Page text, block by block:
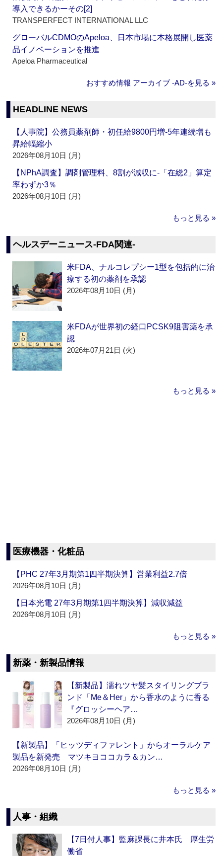
導入できるかーその[2]
TRANSPERFECT INTERNATIONAL LLC
グローバルCDMOのApeloa、日本市場に本格展開し医薬
品イノベーションを推進
Apeloa Pharmaceutical
おすすめ情報 アーカイブ ‐AD‐を見る »
HEADLINE NEWS
【人事院】公務員薬剤師・初任給9800円増‐5年連続増も
昇給幅縮小
2026年08月10日 (月)
【NPhA調査】調剤管理料、8割が減収に‐「在総2」算定
率わずか3％
2026年08月10日 (月)
もっと見る »
ヘルスデーニュース‐FDA関連‐
米FDA、ナルコレプシー1型を包括的に治
療する初の薬剤を承認
2026年08月10日 (月)
米FDAが世界初の経口PCSK9阻害薬を承
認
2026年07月21日 (火)
もっと見る »
医療機器・化粧品
【PHC 27年3月期第1四半期決算】営業利益2.7倍
2026年08月10日 (月)
【日本光電 27年3月期第1四半期決算】減収減益
2026年08月10日 (月)
もっと見る »
新薬・新製品情報
【新製品】濡れツヤ髪スタイリングブラ
ンド「Me＆Her」から香水のように香る
『グロッシーヘア…
2026年08月10日 (月)
【新製品】「ヒッツディファレント」からオーラルケア
製品を新発売 マツキヨココカラ＆カン…
2026年08月10日 (月)
もっと見る »
人事・組織
【7日付人事】監麻課長に井本氏 厚生労
働省